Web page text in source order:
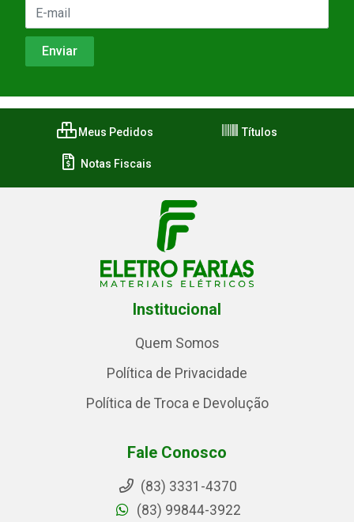
Meus Pedidos Títulos
Notas Fiscais
Institucional
Quem Somos
Política de Privacidade
Política de Troca e Devolução
Fale Conosco
(83) 3331-4370
(83) 99844-3922